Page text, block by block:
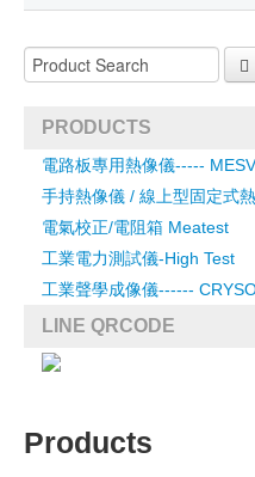
PRODUCTS
電路板專用熱像儀-----
聲像儀
線上型熱影像分析儀／
熱影像儀
手持式高性能熱像儀
手持熱像儀 / 線上型固定式
手持式熱像儀
電氣校正/電阻箱 Meatest
多功能校正器
三相電力校正器
溫度/ mA程控校正器
電氣校正器
多功能校正器自動校正
工業電力測試儀-High Test
單相變壓器匝比測試儀
斷路器接觸電阻測試儀
線路監測系統
匝比與電阻三相適配器
工業聲學成像儀------
工業聲學成像儀------
LINE QRCODE
Products